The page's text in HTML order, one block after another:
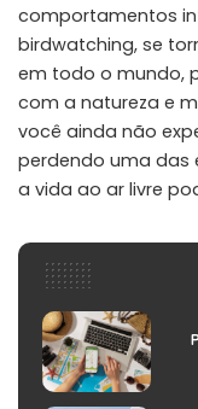
comportamentos
birdwatching, se
em todo o mundo,
com a natureza e
você ainda não
perdendo uma das
a vida ao ar livre